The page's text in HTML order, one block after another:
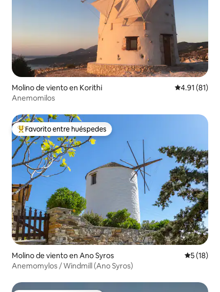
Molino de viento en Korithi Calificación
4.91 (81)
Anemomilos
Favorito entre huéspedes preferido
Favorito entre huéspedes
Molino de viento en Ano Syros
5 (18)
Anemomylos / Windmill (Ano Syros)